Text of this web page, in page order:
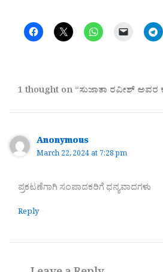
1 thought on “ಸುಜಾತಾ ರವೀಶ್ ಅವರ
Anonymous
March 22, 2024 at 7:28 pm
ಪ್ರಕಟಣೆಗಾಗಿ ಸಂಪಾದಕರಿಗೆ ಧನ್ಯವಾದಗಳು
Reply